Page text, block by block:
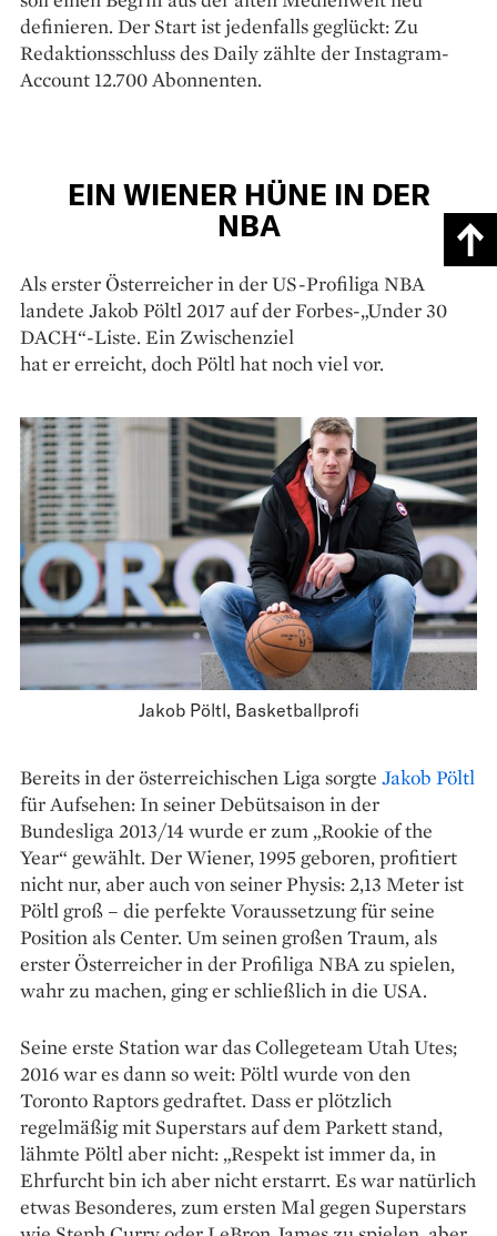
definieren. Der Start ist jedenfalls geglückt: Zu
Redaktionsschluss des Daily zählte der Instagram-
Account 12.700 Abonnenten.
EIN WIENER HÜNE IN DER
NBA
Als erster Österreicher in der US-Profiliga NBA
landete Jakob Pöltl 2017 auf der Forbes-„Under 30
DACH“-Liste. Ein Zwischenziel
hat er erreicht, doch Pöltl hat noch viel vor.
Jakob Pöltl, Basketballprofi
Bereits in der österreichischen Liga sorgte Jakob Pöltl
für Aufsehen: In seiner Debüt­saison in der
Bundesliga 2013/14 wurde er zum „Rookie of the
Year“ gewählt. Der Wiener, 1995 geboren, profitiert
nicht nur, aber auch von seiner Physis: 2,13 Meter ist
Pöltl groß – die perfekte Voraussetzung für seine
Position als Center. Um seinen großen Traum, als
erster Österreicher in der Profiliga NBA zu spielen,
wahr zu machen, ging er schließlich in die USA.
Seine erste Station war das College­team Utah Utes;
2016 war es dann so weit: Pöltl wurde von den
Toronto Raptors gedraftet. Dass er plötzlich
regelmäßig mit Superstars auf dem Parkett stand,
lähmte Pöltl aber nicht: „Respekt ist immer da, in
Ehrfurcht bin ich aber nicht erstarrt. Es war natürlich
etwas Besonderes, zum ersten Mal gegen Superstars